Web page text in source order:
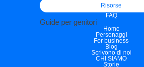
Risorse
FAQ
Guide per genitori
Home
Personaggi
For business
Blog
Scrivono di noi
CHI SIAMO
Storie